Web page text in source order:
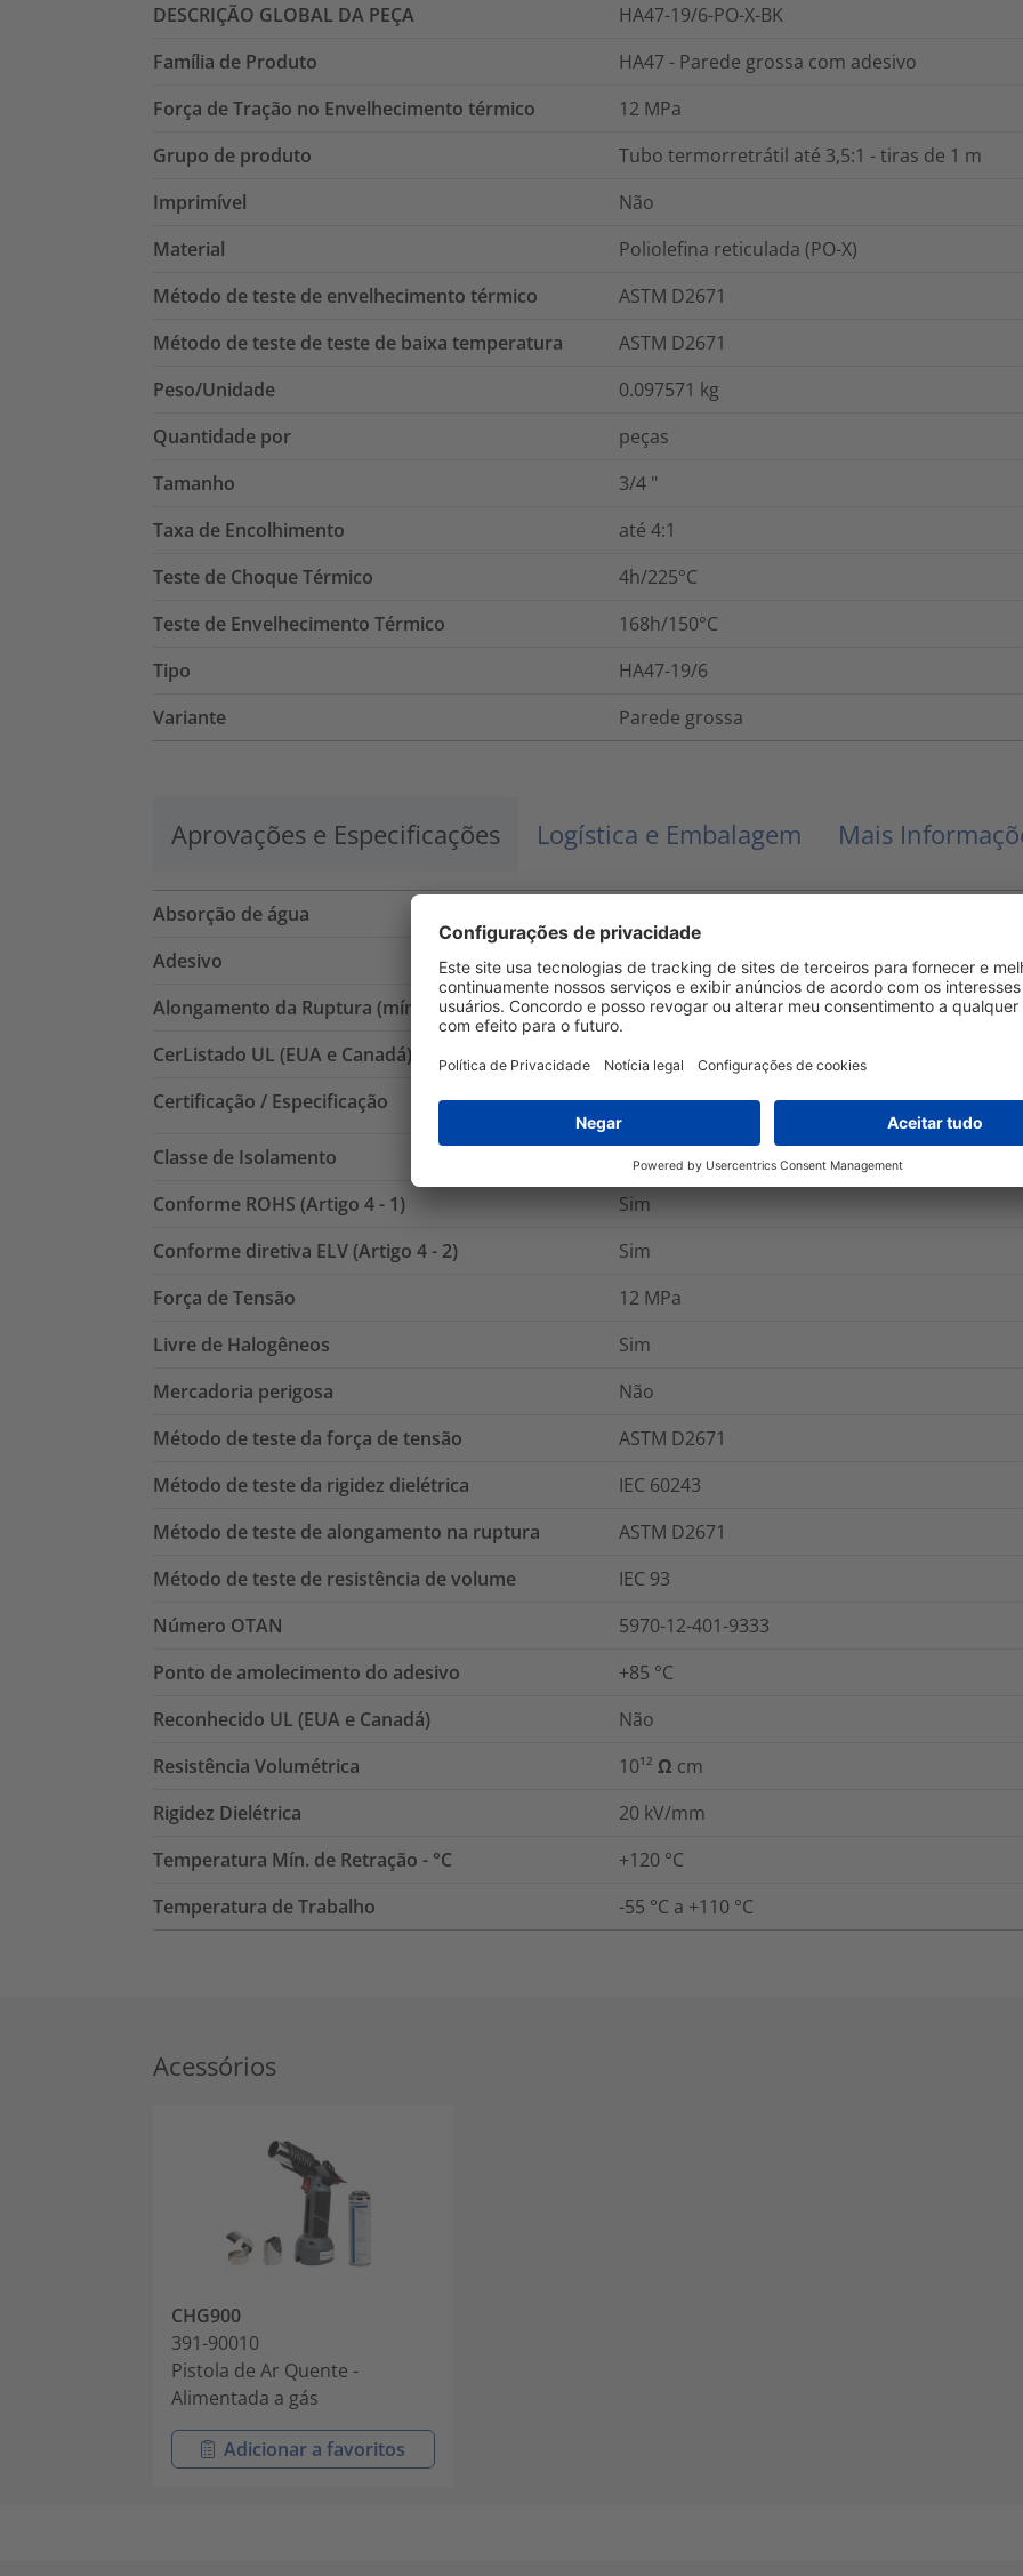
DESCRIÇÃO GLOBAL DA PEÇA
HA47-19/6-PO-X-BK
Família de Produto
HA47 - Parede grossa com adesivo
Força de Tração no Envelhecimento térmico
12 MPa
Grupo de produto
Tubo termorretrátil até 3,5:1 - tiras de 1 m
Imprimível
Não
Material
Poliolefina reticulada (PO-X)
Método de teste de envelhecimento térmico
ASTM D2671
Método de teste de teste de baixa temperatura
ASTM D2671
Peso/Unidade
0.097571 kg
Quantidade por
peças
Tamanho
3/4 "
Taxa de Encolhimento
até 4:1
Teste de Choque Térmico
4h/225°C
Teste de Envelhecimento Térmico
168h/150°C
Tipo
HA47-19/6
Variante
Parede grossa
Aprovações e Especificações Logística e Embalagem Mais
Absorção de água
Adesivo
Adesivo termofusível
Alongamento da Ruptura (mín.)
350 %
CerListado UL (EUA e Canadá)
Não
Certificação / Especificação
Classe de Isolamento
A (VDE 0530)
Conforme ROHS (Artigo 4 - 1)
Sim
Conforme diretiva ELV (Artigo 4 - 2)
Sim
Força de Tensão
12 MPa
Livre de Halogêneos
Sim
Mercadoria perigosa
Não
Método de teste da força de tensão
ASTM D2671
Método de teste da rigidez dielétrica
IEC 60243
Método de teste de alongamento na ruptura
ASTM D2671
Método de teste de resistência de volume
IEC 93
Número OTAN
5970-12-401-9333
Ponto de amolecimento do adesivo
+85 °C
Reconhecido UL (EUA e Canadá)
Não
Resistência Volumétrica
10¹² Ω cm
Rigidez Dielétrica
20 kV/mm
Temperatura Mín. de Retração - °C
+120 °C
Temperatura de Trabalho
-55 °C a +110 °C
Acessórios
CHG900
391-90010
Pistola de Ar Quente -
Alimentada a gás
Adicionar a favoritos